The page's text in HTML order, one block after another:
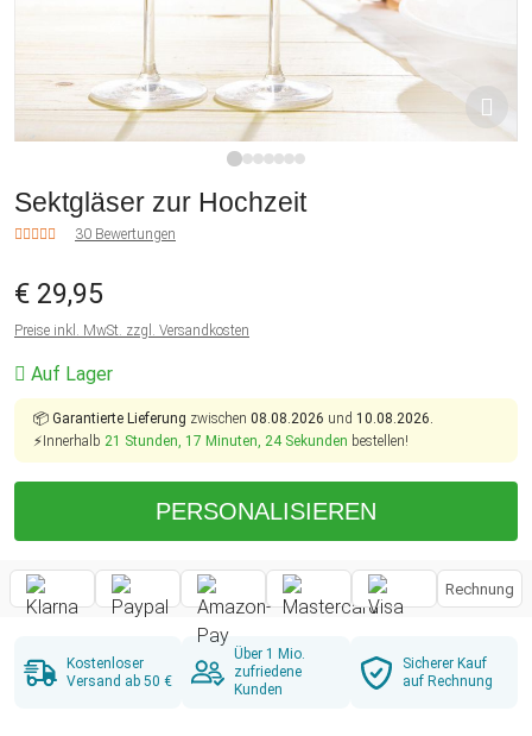
Sektgläser zur Hochzeit
30 Bewertungen
€ 29,95
Preise inkl. MwSt. zzgl. Versandkosten
Auf Lager
📦 Garantierte Lieferung zwischen 08.08.2026 und 10.08.2026.
⚡Innerhalb 21 Stunden, 17 Minuten, 23 Sekunden bestellen!
PERSONALISIEREN
Rechnung
Kostenloser
Versand ab 50 €
Über 1 Mio.
zufriedene
Kunden
Sicherer Kauf
auf Rechnung